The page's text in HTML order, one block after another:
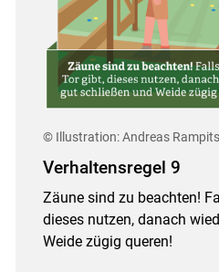
© Illustration: Andreas
Verhaltensregel 9
Zäune sind zu beachten!
dieses nutzen, danach
Weide zügig queren!